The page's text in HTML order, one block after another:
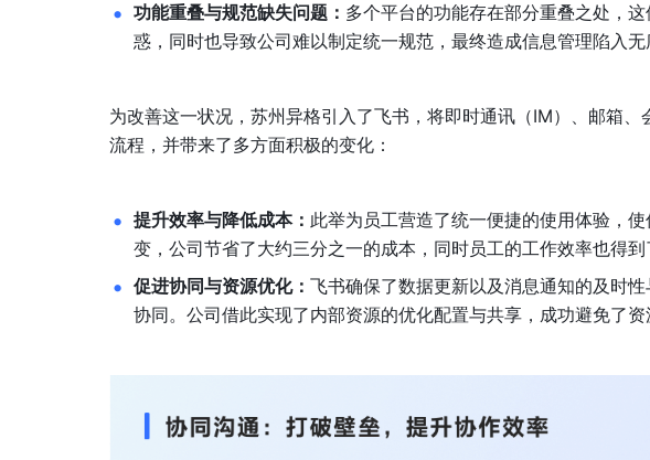
功能重叠与规范缺失问题： 多个平台的功能存在部分重叠之处，
惑，同时也导致公司难以制定统一规范，最终造成信息管理陷入无
为改善这一状况，苏州异格引入了飞书，将即时通讯（IM）、邮箱
流程，并带来了多方面积极的变化：
提升效率与降低成本： 此举为员工营造了统一便捷的使用体验，
变，公司节省了大约三分之一的成本，同时员工的工作效率也得到
促进协同与资源优化： 飞书确保了数据更新以及消息通知的及时
协同。公司借此实现了内部资源的优化配置与共享，成功避免了